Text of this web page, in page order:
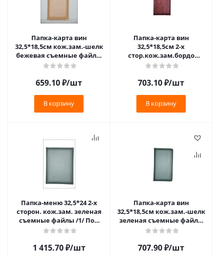
Папка-карта вин
32,5*18,5см кож.зам.-шелк
бежевая съемные файлы
/1/ Под заказ
659.10₽/шт
В корзину
Папка-карта вин
32,5*18,5см 2-х
стор.кож.зам.бордо
съемные файлы /1/ Под
703.10₽/шт
В корзину
Папка-меню 32,5*24 2-х
сторон. кож.зам. зеленая
съемные файлы /1/ Под
заказ
1 415.70₽/шт
Папка-карта вин
32,5*18,5см кож.зам.-шелк
зеленая съемные файлы
/1/ Под заказ
707.90₽/шт